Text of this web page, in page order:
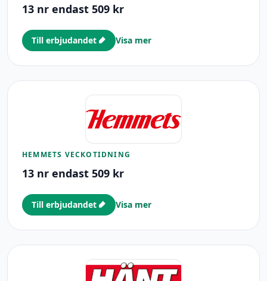
13 nr endast 509 kr
Till erbjudandet Visa mer
HEMMETS VECKOTIDNING
13 nr endast 509 kr
Till erbjudandet Visa mer